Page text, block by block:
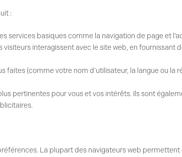
:
services basiques comme la navigation de page et
interagissent avec le site web, en fournissant
faites (comme votre nom d’utilisateur, la langue ou la
pertinentes pour vous et vos intérêts. Ils sont
La plupart des navigateurs web